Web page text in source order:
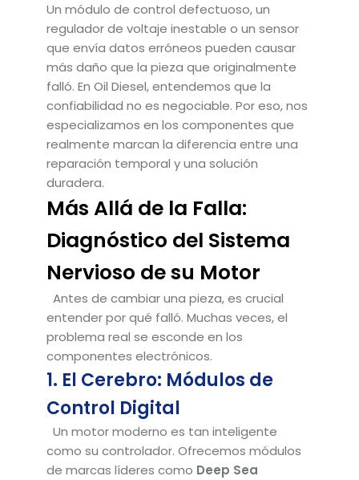
Un módulo de control defectuoso, un
regulador de voltaje inestable o un sensor
que envía datos erróneos pueden causar
más daño que la pieza que originalmente
falló. En Oil Diesel, entendemos que la
confiabilidad no es negociable. Por eso, nos
especializamos en los componentes que
realmente marcan la diferencia entre una
reparación temporal y una solución
duradera.
Más Allá de la Falla:
Diagnóstico del Sistema
Nervioso de su Motor
Antes de cambiar una pieza, es crucial
entender por qué falló. Muchas veces, el
problema real se esconde en los
componentes electrónicos.
1. El Cerebro: Módulos de
Control Digital
Un motor moderno es tan inteligente
como su controlador. Ofrecemos módulos
de marcas líderes como Deep Sea